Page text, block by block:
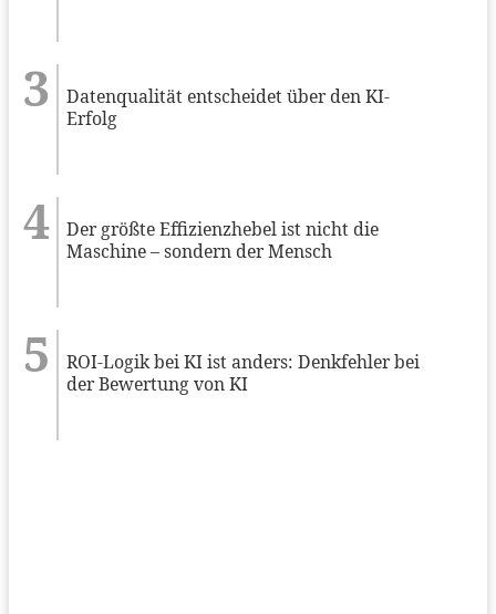
Datenqualität entscheidet über den KI-
Erfolg
Der größte Effizienzhebel ist nicht die
Maschine – sondern der Mensch
ROI-Logik bei KI ist anders: Denkfehler bei
der Bewertung von KI